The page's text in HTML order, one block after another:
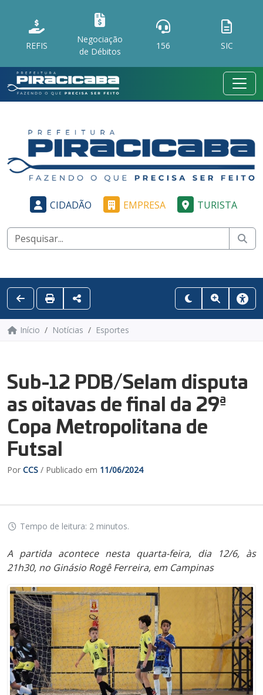
REFIS
Negociação
de Débitos
156 SIC
CIDADÃO EMPRESA TURISTA
Início Notícias Esportes
Sub-12 PDB/Selam disputa
as oitavas de final da 29ª
Copa Metropolitana de
Futsal
Por CCS / Publicado em 11/06/2024
Tempo de leitura: 2 minutos.
A partida acontece nesta quarta-feira, dia 12/6, às
21h30, no Ginásio Rogê Ferreira, em Campinas